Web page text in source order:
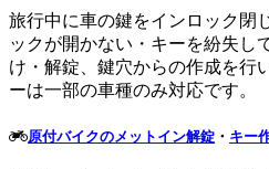
旅行中に車の鍵をインロック閉
ックが開かない・キーを紛失し
け・解錠、鍵穴からの作成を行
ーは一部の車種のみ対応です。
原付バイクのメットイン解錠 ・ キー